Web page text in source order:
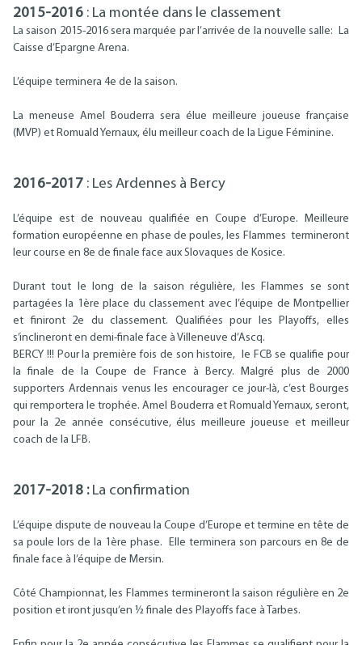
2015-2016 : La montée dans le classement
La saison 2015-2016 sera marquée par l’arrivée de la nouvelle salle: La
Caisse d’Epargne Arena.
L’équipe terminera 4e de la saison.
La meneuse Amel Bouderra sera élue meilleure joueuse française
(MVP) et Romuald Yernaux, élu meilleur coach de la Ligue Féminine.
2016-2017 : Les Ardennes à Bercy
L’équipe est de nouveau qualifiée en Coupe d’Europe. Meilleure
formation européenne en phase de poules, les Flammes termineront
leur course en 8e de finale face aux Slovaques de Kosice.
Durant tout le long de la saison régulière, les Flammes se sont
partagées la 1ère place du classement avec l’équipe de Montpellier
et finiront 2e du classement. Qualifiées pour les Playoffs, elles
s’inclineront en demi-finale face à Villeneuve d’Ascq.
BERCY !!! Pour la première fois de son histoire, le FCB se qualifie pour
la finale de la Coupe de France à Bercy. Malgré plus de 2000
supporters Ardennais venus les encourager ce jour-là, c’est Bourges
qui remportera le trophée. Amel Bouderra et Romuald Yernaux, seront,
pour la 2e année consécutive, élus meilleure joueuse et meilleur
coach de la LFB.
2017-2018 : La confirmation
L’équipe dispute de nouveau la Coupe d’Europe et termine en tête de
sa poule lors de la 1ère phase. Elle terminera son parcours en 8e de
finale face à l’équipe de Mersin.
Côté Championnat, les Flammes termineront la saison régulière en 2e
position et iront jusqu’en ½ finale des Playoffs face à Tarbes.